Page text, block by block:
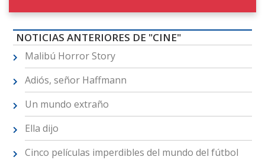
NOTICIAS ANTERIORES DE "CINE"
Malibú Horror Story
Adiós, señor Haffmann
Un mundo extraño
Ella dijo
Cinco películas imperdibles del mundo del fútbol